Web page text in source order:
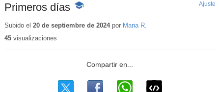
Primeros días -
educativo
Ajuste
Subido el 20 de septiembre de 2024por Maria R.
45visualizaciones